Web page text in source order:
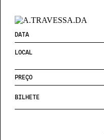
DATA
LOCAL
PREÇO
BILHETE